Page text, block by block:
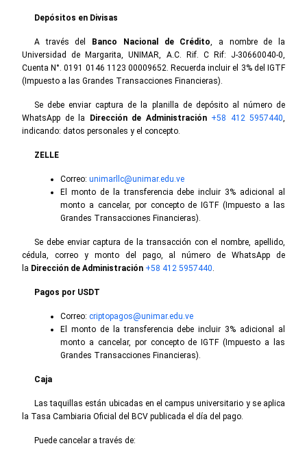
Depósitos en Divisas
A través del Banco Nacional de Crédito, a nombre de la
Universidad de Margarita, UNIMAR, A.C. Rif. C Rif: J-30660040-0,
Cuenta N°. 0191 0146 1123 00009652. Recuerda incluir el 3% del IGTF
(Impuesto a las Grandes Transacciones Financieras).
Se debe enviar captura de la planilla de depósito al número de
WhatsApp de la
Dirección de Administración +58 412 5957440,
indicando: datos personales y el concepto.
ZELLE
Correo: unimarllc@unimar.edu.ve
El monto de la transferencia debe incluir 3% adicional al
monto a cancelar, por concepto de IGTF (Impuesto a las
Grandes Transacciones Financieras).
Se debe enviar captura de la transacción con el nombre, apellido,
cédula, correo y monto del pago, al número de WhatsApp de
la Dirección de Administración +58 412 5957440.
Pagos por USDT
Correo: criptopagos@unimar.edu.ve
El monto de la transferencia debe incluir 3% adicional al
monto a cancelar, por concepto de IGTF (Impuesto a las
Grandes Transacciones Financieras).
Caja
Las taquillas están ubicadas en el campus universitario y se aplica
la Tasa Cambiaria Oficial del BCV publicada el día del pago.
Puede cancelar a través de: